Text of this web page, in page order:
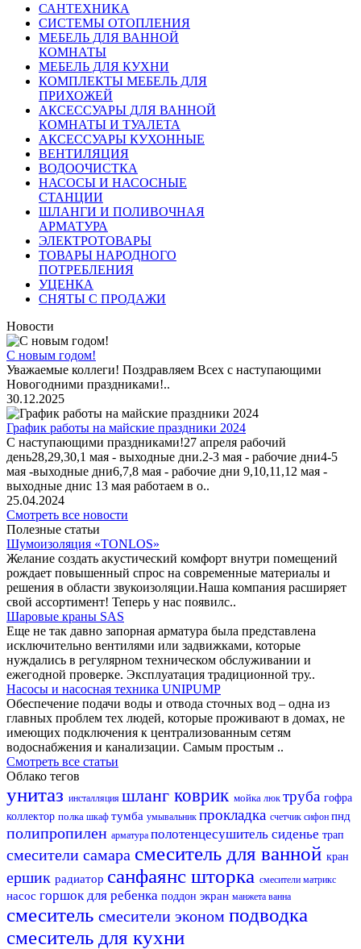
САНТЕХНИКА
СИСТЕМЫ ОТОПЛЕНИЯ
МЕБЕЛЬ ДЛЯ ВАННОЙ
КОМНАТЫ
МЕБЕЛЬ ДЛЯ КУХНИ
КОМПЛЕКТЫ МЕБЕЛЬ ДЛЯ
ПРИХОЖЕЙ
АКСЕССУАРЫ ДЛЯ ВАННОЙ
КОМНАТЫ И ТУАЛЕТА
АКСЕССУАРЫ КУХОННЫЕ
ВЕНТИЛЯЦИЯ
ВОДООЧИСТКА
НАСОСЫ И НАСОСНЫЕ
СТАНЦИИ
ШЛАНГИ И ПОЛИВОЧНАЯ
АРМАТУРА
ЭЛЕКТРОТОВАРЫ
ТОВАРЫ НАРОДНОГО
ПОТРЕБЛЕНИЯ
УЦЕНКА
СНЯТЫ С ПРОДАЖИ
Новости
С новым годом!
Уважаемые коллеги! Поздравляем Всех с наступающими
Новогодними праздниками!..
30.12.2025
График работы на майские праздники 2024
С наступающими праздниками!27 апреля рабочий
день28,29,30,1 мая - выходные дни.2-3 мая - рабочие дни4-5
мая -выходные дни6,7,8 мая - рабочие дни 9,10,11,12 мая -
выходные днис 13 мая работаем в о..
25.04.2024
Смотреть все новости
Полезные статьи
Шумоизоляция «TONLOS»
Желание создать акустический комфорт внутри помещений
рождает повышенный спрос на современные материалы и
решения в области звукоизоляции.Наша компания расширяет
свой ассортимент! Теперь у нас появилс..
Шаровые краны SAS
Еще не так давно запорная арматура была представлена
исключительно вентилями или задвижками, которые
нуждались в регулярном техническом обслуживании и
ежегодной проверке. Эксплуатация традиционной тру..
Насосы и насосная техника UNIPUMP
Обеспечение подачи воды и отвода сточных вод – одна из
главных проблем тех людей, которые проживают в домах, не
имеющих подключения к централизованным сетям
водоснабжения и канализации. Самым простым ..
Смотреть все статьи
Облако тегов
унитаз инсталляция шланг коврик мойка люк труба гофра
коллектор полка шкаф тумба умывальник прокладка счетчик сифон пнд
полипропилен арматура полотенцесушитель сиденье трап
смесители самара смеситель для ванной кран
ершик радиатор санфаянс шторка смесители матрикс
насос горшок для ребенка поддон экран манжета ванна
смеситель смесители эконом подводка
смеситель для кухни